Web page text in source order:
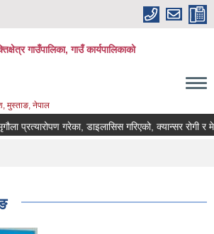
गाउँपालिका, गाउँ कार्यपालिकाको
मुस्ताङ, नेपाल
प्रत्यारोपण गरेका, डाइलासिस गरिएको, क्यान्सर रोगी र